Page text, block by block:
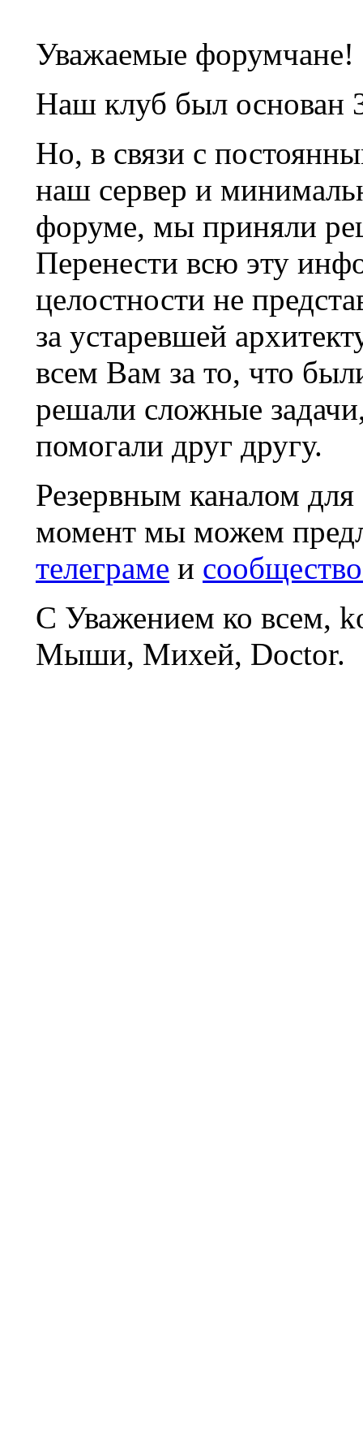
Уважаемые форумчане!
Наш клуб был основан
Но, в связи с
наш сервер и
форуме, мы приняли
Перенести всю эту
целостности не
за устаревшей
всем Вам за то, что
решали сложные
помогали друг другу.
Резервным каналом
момент мы можем
телеграме и
С Уважением ко всем,
Мыши, Михей, Doctor.